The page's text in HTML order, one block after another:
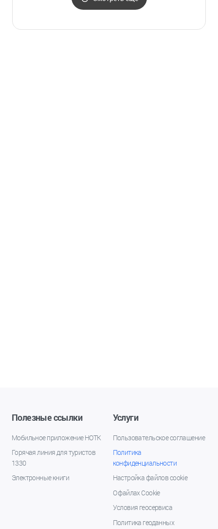
Полезные ссылки
Мобильное приложение НОТК
Горячая линия для туристов
1330
Электронные книги
Услуги
Пользовательское соглашение
Политика
конфиденциальности
Настройка файлов cookie
О файлах Cookie
Условия геосервиса
Политика геоданных